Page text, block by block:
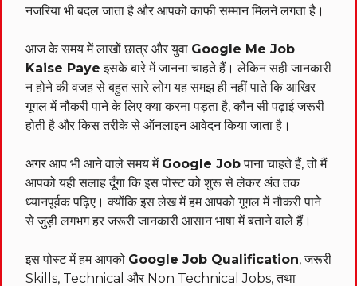
नजरिया भी बदल जाता है और आपको काफी सम्मान मिलने लगता है।
आज के समय में लाखों छात्र और युवा Google Me Job
Kaise Paye इसके बारे में जानना चाहते हैं। लेकिन सही जानकारी
न होने की वजह से बहुत सारे लोग यह समझ ही नहीं पाते कि आखिर
गूगल में नौकरी पाने के लिए क्या करना पड़ता है, कौन सी पढ़ाई जरूरी
होती है और किस तरीके से ऑनलाइन आवेदन किया जाता है।
अगर आप भी आने वाले समय में Google Jobपाना चाहते हैं, तो मैं
आपको यही सलाह दूँगा कि इस पोस्ट को शुरू से लेकर अंत तक
ध्यानपूर्वक पढ़िए। क्योंकि इस लेख में हम आपको गूगल में नौकरी पाने
से जुड़ी लगभग हर जरूरी जानकारी आसान भाषा में बताने वाले हैं।
इस पोस्ट में हम आपको Google Job Qualification, जरूरी
Skills, Technical और Non Technical Jobs, तथा